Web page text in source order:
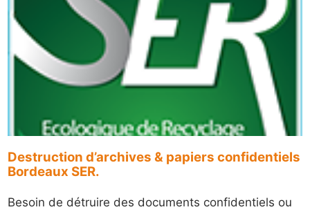
Destruction d’archives & papiers confidentiels
Bordeaux SER.
Besoin de détruire des documents confidentiels ou